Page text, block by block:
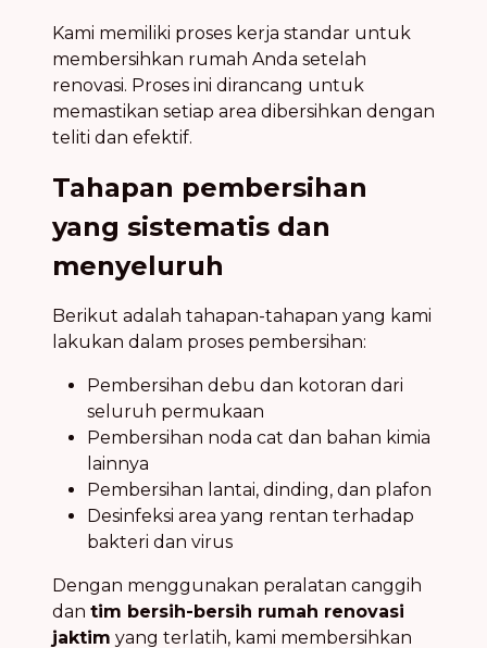
Kami memiliki proses kerja standar untuk
membersihkan rumah Anda setelah
renovasi. Proses ini dirancang untuk
memastikan setiap area dibersihkan dengan
teliti dan efektif.
Tahapan pembersihan
yang sistematis dan
menyeluruh
Berikut adalah tahapan-tahapan yang kami
lakukan dalam proses pembersihan:
Pembersihan debu dan kotoran dari
seluruh permukaan
Pembersihan noda cat dan bahan kimia
lainnya
Pembersihan lantai, dinding, dan plafon
Desinfeksi area yang rentan terhadap
bakteri dan virus
Dengan menggunakan peralatan canggih
dan tim bersih-bersih rumah renovasi
jaktim yang terlatih, kami membersihkan